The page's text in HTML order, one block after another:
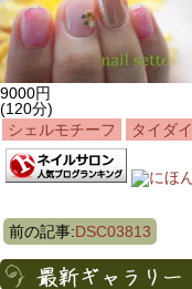
9000円
(120分)
シェルモチーフ
タイダイ
前の記事:DSC03813